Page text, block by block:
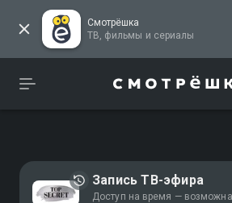
Смотрёшка
ТВ, фильмы и сериалы
Запись ТВ-эфира
Доступ на время —